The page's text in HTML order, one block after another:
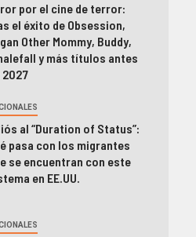
por el cine de terror:
el éxito de Obsession,
Other Mommy, Buddy,
y más títulos antes
2027
al “Duration of Status”:
pasa con los migrantes
se encuentran con este
en EE.UU.